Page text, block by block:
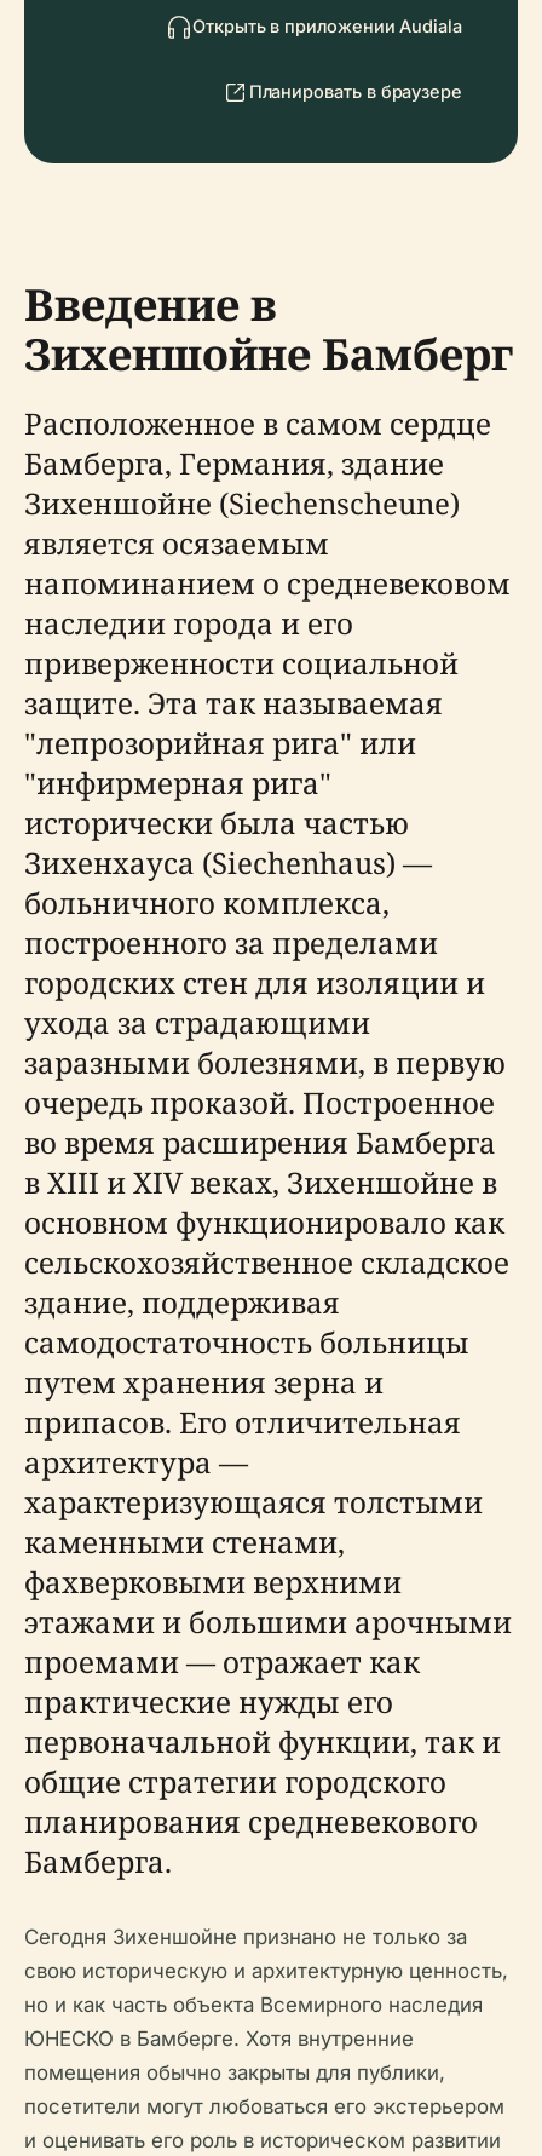
Открыть в приложении Audiala
Планировать в браузере
Введение в
Зихеншойне Бамберг
Расположенное в самом сердце
Бамберга, Германия, здание
Зихеншойне (Siechenscheune)
является осязаемым
напоминанием о средневековом
наследии города и его
приверженности социальной
защите. Эта так называемая
"лепрозорийная рига" или
"инфирмерная рига"
исторически была частью
Зихенхауса (Siechenhaus) —
больничного комплекса,
построенного за пределами
городских стен для изоляции и
ухода за страдающими
заразными болезнями, в первую
очередь проказой. Построенное
во время расширения Бамберга
в XIII и XIV веках, Зихеншойне в
основном функционировало как
сельскохозяйственное складское
здание, поддерживая
самодостаточность больницы
путем хранения зерна и
припасов. Его отличительная
архитектура —
характеризующаяся толстыми
каменными стенами,
фахверковыми верхними
этажами и большими арочными
проемами — отражает как
практические нужды его
первоначальной функции, так и
общие стратегии городского
планирования средневекового
Бамберга.
Сегодня Зихеншойне признано не только за
свою историческую и архитектурную ценность,
но и как часть объекта Всемирного наследия
ЮНЕСКО в Бамберге. Хотя внутренние
помещения обычно закрыты для публики,
посетители могут любоваться его экстерьером
и оценивать его роль в историческом развитии